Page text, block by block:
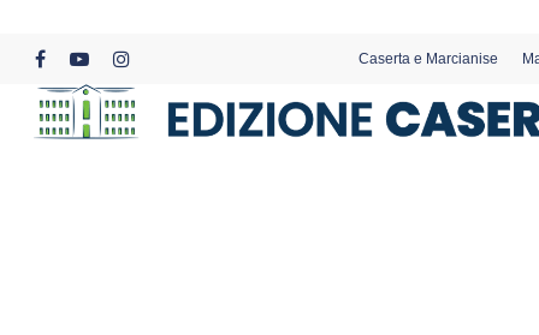
content
facebookyoutubeinstagram
Caserta e Marcianise